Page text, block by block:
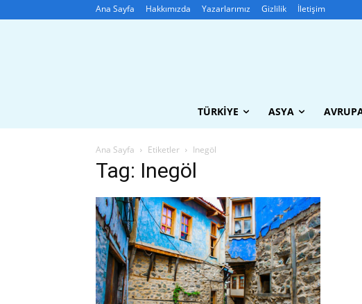
Ana Sayfa Hakkımızda Yazarlarımız Gizlilik İletişim
TÜRKIYE ASYA
Ana Sayfa Etiketler Inegöl
Tag: Inegöl